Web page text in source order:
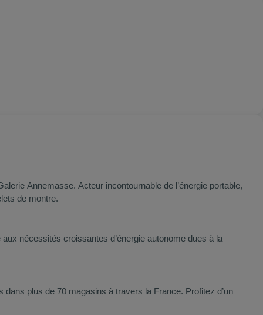
Annemasse. Acteur incontournable de l’énergie portable,
de montre.
nécessités croissantes d’énergie autonome dues à la
plus de 70 magasins à travers la France. Profitez d’un